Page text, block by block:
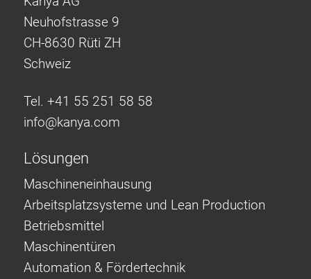
Neuhofstrasse 9
CH-8630 Rüti ZH
Schweiz
Tel. +41 55 251 58 58
info@kanya.com
Lösungen
Maschineneinhausung
Arbeitsplatzsysteme und Lean Production
Betriebsmittel
Maschinentüren
Automation & Fördertechnik